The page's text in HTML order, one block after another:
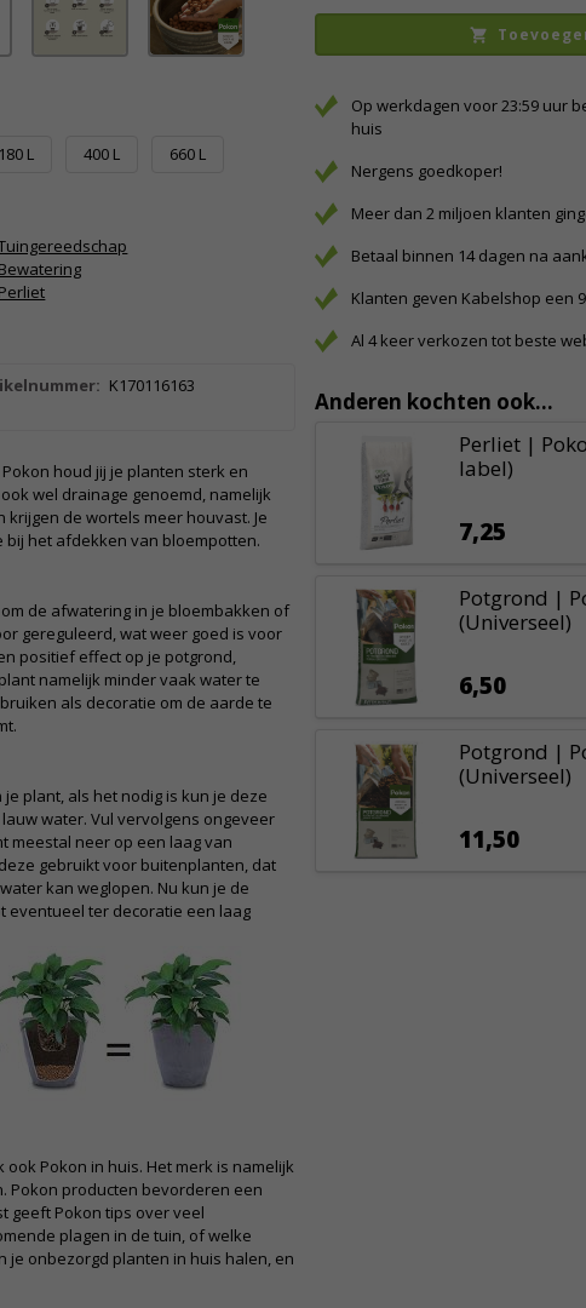
180 L 400 L 660 L
Bewatering
Perliet
K170116163
houd jij je planten sterk en
wel drainage genoemd, namelijk
de wortels meer houvast. Je
het afdekken van bloempotten.
de afwatering in je bloembakken of
gereguleerd, wat weer goed is voor
positief effect op je potgrond,
namelijk minder vaak water te
als decoratie om de aarde te
plant, als het nodig is kun je deze
water. Vul vervolgens ongeveer
meestal neer op een laag van
gebruikt voor buitenplanten, dat
kan weglopen. Nu kun je de
eventueel ter decoratie een laag
Pokon in huis. Het merk is namelijk
Pokon producten bevorderen een
geeft Pokon tips over veel
plagen in de tuin, of welke
je onbezorgd planten in huis halen, en
Op werkdagen voor 23:59 uur
huis
Nergens goedkoper!
Meer dan 2 miljoen klanten
Betaal binnen 14 dagen na
Klanten geven Kabelshop een
Al 4 keer verkozen tot beste
Anderen kochten ook...
Perliet |
label)
7,25
Potgrond |
(Universeel)
6,50
Potgrond |
(Universeel)
11,50